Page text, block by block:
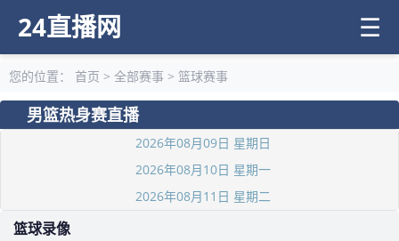
24直播网 ☰
您的位置： 首页 > 全部赛事 > 篮球赛事
男篮热身赛直播
2026年08月09日 星期日
2026年08月10日 星期一
2026年08月11日 星期二
篮球录像